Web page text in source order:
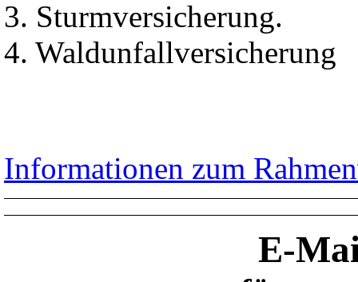
3. Sturmversicherung.
4. Waldunfallversicherung
Informationen zum
E-